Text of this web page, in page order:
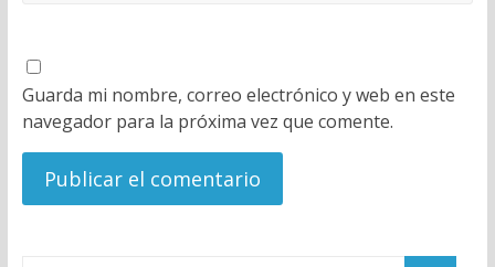
Guarda mi nombre, correo electrónico y web en este
navegador para la próxima vez que comente.